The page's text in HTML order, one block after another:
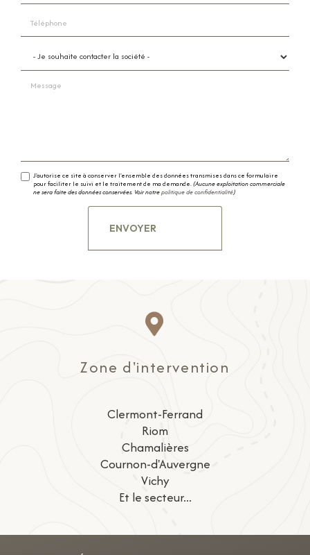
Message
J'autorise ce site à conserver l'ensemble des données transmises dans ce formulaire
pour faciliter le suivi et le traitement de ma demande.(Aucune exploitation commerciale
ne sera faite des données conservées. Voir notrepolitique de confidentialité)
Zone d'intervention
Clermont-Ferrand
Riom
Chamalières
Cournon-d'Auvergne
Vichy
Et le secteur...